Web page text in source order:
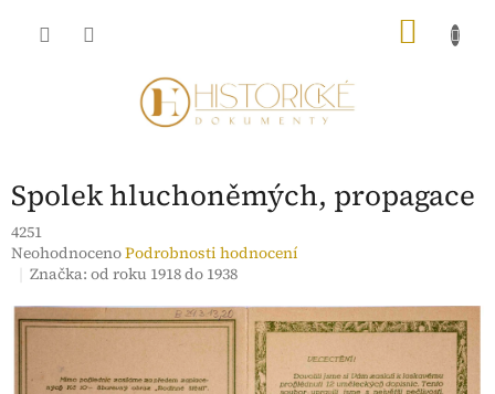
Spolek hluchoněmých, propagace
4251
Průměrné
hodnocení
je
0,0
NeohodnocenoPodrobnosti hodnocení
Značka:od roku 1918 do 1938